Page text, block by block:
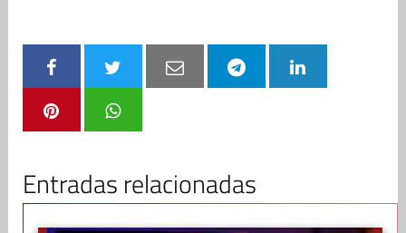
Entradas relacionadas